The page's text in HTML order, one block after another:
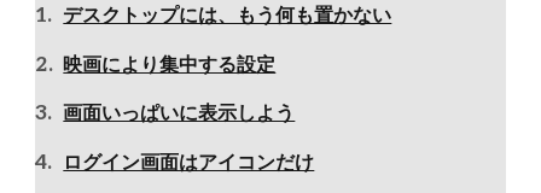
デスクトップには、もう何も置かない
映画により集中する設定
画面いっぱいに表示しよう
ログイン画面はアイコンだけ